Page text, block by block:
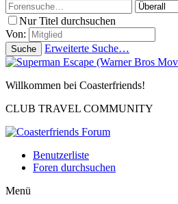
Nur Titel durchsuchen
Von:
Suche Erweiterte Suche…
Willkommen bei Coasterfriends!
CLUB TRAVEL COMMUNITY
Benutzerliste
Foren durchsuchen
Menü